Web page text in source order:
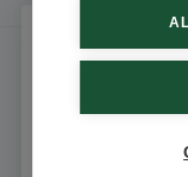
Schrijf
Ontvang als